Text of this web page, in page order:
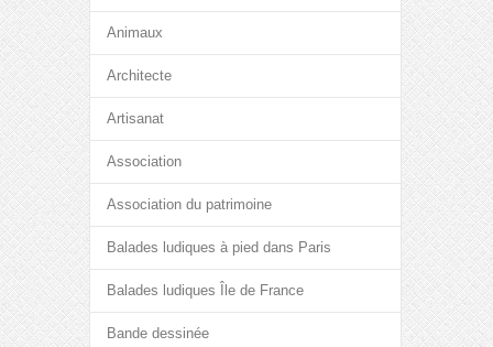
Animaux
Architecte
Artisanat
Association
Association du patrimoine
Balades ludiques à pied dans Paris
Balades ludiques Île de France
Bande dessinée